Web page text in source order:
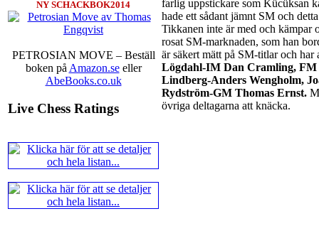
NY SCHACKBOK2014
PETROSIAN MOVE – Beställ
boken på Amazon.seeller
AbeBooks.co.uk
Live Chess Ratings
farlig uppstickare som Kücüksan
hade ett sådant jämnt SM och
Tikkanen inte är med och kämpar
rosat SM-marknaden, som han
är säkert mätt på SM-titlar och
Lögdahl-IM Dan Cramling,
Lindberg-Anders Wengholm,
Rydström-GM Thomas Ernst.
övriga deltagarna att knäcka.